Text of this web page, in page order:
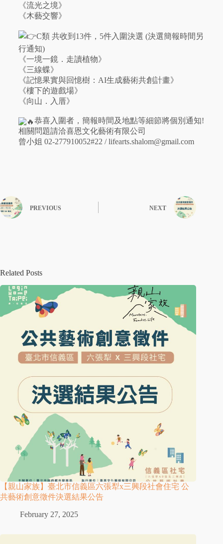
《流光之境》
《木藝交響》
C類 共收到13件，5件入圍決選 (決選簡報時間另
行通知)
《一境一鏡．走讀植物》
《三線蝶》
《記憶果實與回憶樹：AI生成藝術共創計畫》
《樓下的遊戲場》
《向山．入厝》
恭喜入圍者，簡報時間及地點等細節將個別通知!
相關問題請洽喜恩文化藝術有限公司
曾小姐 02-277910052#22 / lifearts.shalom@gmail.com
PREVIOUS NEXT
Related Posts
【親山家族】臺北市信義區六張犁x三興段社會住宅 公
共藝術創意徵件決選結果公告
February 27, 2025